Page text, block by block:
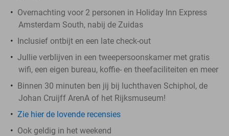
Overnachting voor 2 personen in Holiday Inn Express
Amsterdam South, nabij de Zuidas
Inclusief ontbijt en een late check-out
Jullie verblijven in een tweepersoonskamer met gratis
wifi, een eigen bureau, koffie- en theefaciliteiten en meer
Binnen 30 minuten ben jij bij luchthaven Schiphol, de
Johan Cruijff ArenA of het Rijksmuseum!
Zie hier de lovende recensies
Ook geldig in het weekend